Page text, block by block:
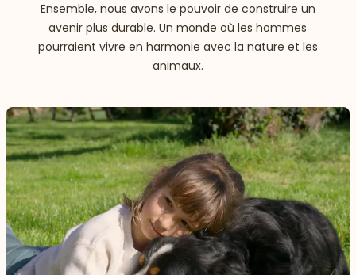
Ensemble, nous avons le pouvoir de construire un
avenir plus durable. Un monde où les hommes
pourraient vivre en harmonie avec la nature et les
animaux.